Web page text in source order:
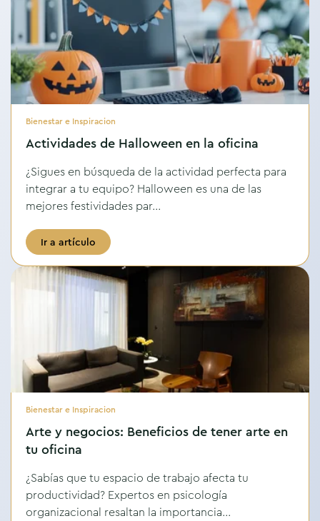
Bienestar e Inspiracion
Actividades de Halloween en la oficina
¿Sigues en búsqueda de la actividad perfecta para
integrar a tu equipo? Halloween es una de las
mejores festividades par...
Ir a artículo
Bienestar e Inspiracion
Arte y negocios: Beneficios de tener arte en
tu oficina
¿Sabías que tu espacio de trabajo afecta tu
productividad? Expertos en psicología
organizacional resaltan la importancia...